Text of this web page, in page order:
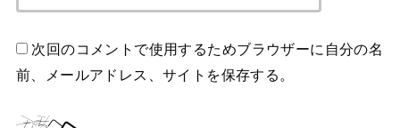
次回のコメントで使用するためブラウザーに自分の名
前、メールアドレス、サイトを保存する。